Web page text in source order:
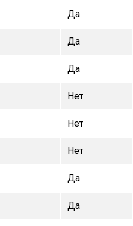
Да
Да
Да
Нет
Нет
Нет
Да
Да